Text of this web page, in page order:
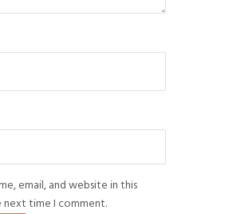
email, and website in this
time I comment.